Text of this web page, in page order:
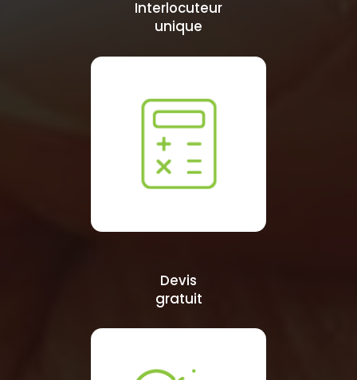
Interlocuteur
unique
Devis
gratuit